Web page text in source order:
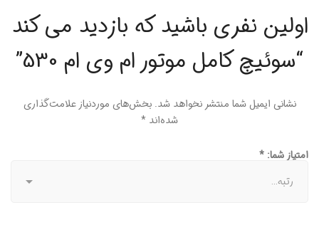
اولین نفری باشید که بازدید می کند
“سوئیچ کامل موتور ام وی ام 530”
نشانی ایمیل شما منتشر نخواهد شد. بخش‌های موردنیاز علامت‌گذاری
شده‌اند *
امتیاز شما: *